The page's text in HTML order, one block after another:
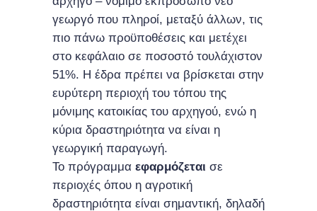
γεωργό που πληροί, μεταξύ άλλων, τις
πιο πάνω προϋποθέσεις και μετέχει
στο κεφάλαιο σε ποσοστό τουλάχιστον
51%. Η έδρα πρέπει να βρίσκεται στην
ευρύτερη περιοχή του τόπου της
μόνιμης κατοικίας του αρχηγού, ενώ η
κύρια δραστηριότητα να είναι η
γεωργική παραγωγή.
Το πρόγραμμα εφαρμόζεται σε
περιοχές όπου η αγροτική
δραστηριότητα είναι σημαντική, δηλαδή